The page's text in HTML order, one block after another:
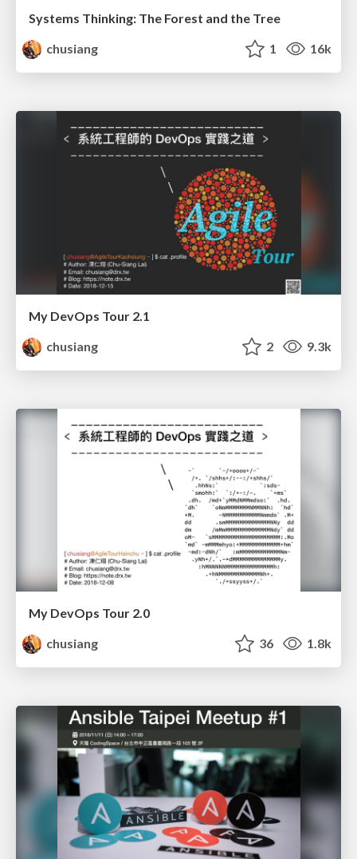
Systems Thinking: The Forest and the Tree
chusiang
1 16k
My DevOps Tour 2.1
chusiang
2 9.3k
My DevOps Tour 2.0
chusiang
36 1.8k